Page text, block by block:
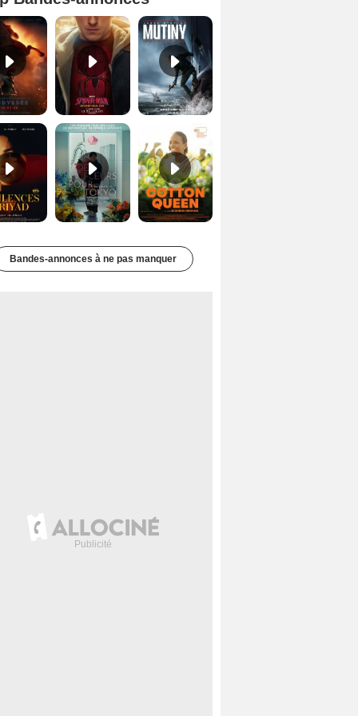
L'Odyssée Bande-annonce VO STFR Spider-Man: Brand New Day Bande-annonce VO STFR
Les Silences de Riyad Bande-annonce VO STFR Cotton Queen Bande-annonce VO STFR
Bandes-annonces à ne pas manquer